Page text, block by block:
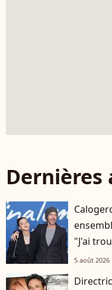
"J'ai
5 août 2026